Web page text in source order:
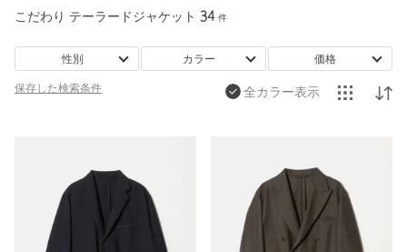
こだわり テーラードジャケット 34 件
性別 カラー 価格
保存した検索条件 全カラー表示